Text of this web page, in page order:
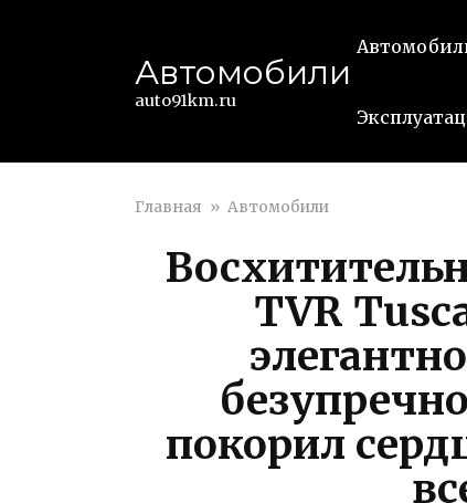
Автомобили
auto91km.ru
Главная » Автомобили
TVR
покорил